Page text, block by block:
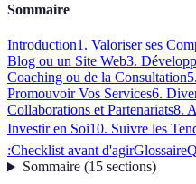
Sommaire
Introduction1. Valoriser ses
Blog ou un Site Web3.
Coaching ou de la Consultation
Promouvoir Vos Services6.
Collaborations et Partenariats8.
Investir en Soi10. Suivre les
:Checklist avant d'agirGlossaire
Sommaire(15 sections)